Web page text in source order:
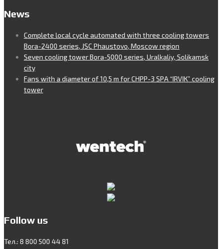
News
Complete local cycle automated with three cooling towers
Bora-2400 series, JSC Phaustovo, Moscow region
Seven cooling tower Bora-5000 series, Uralkaliy, Solikamsk
city
Fans with a diameter of 10,5 m for CHPP-3 SPA “IRVIK” cooling
tower
Follow us
Тел.: 8 800 500 44 81